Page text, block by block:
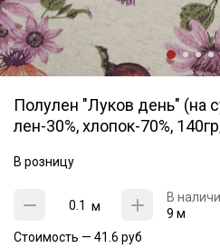
Полулен "Луков день" (на
лен-30%, хлопок-70%,
В розницу
м
В
9 м
Стоимость — 41.6 руб